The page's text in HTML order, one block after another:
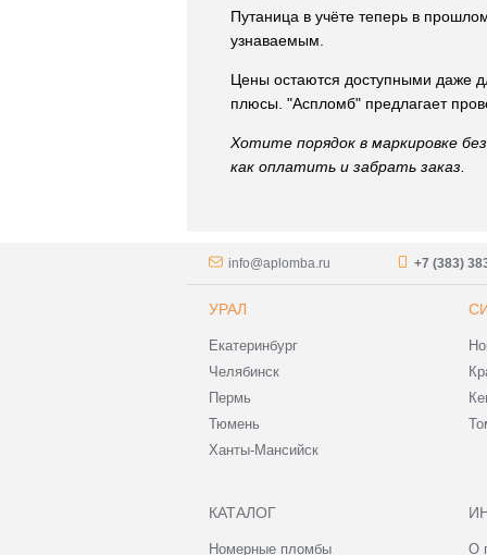
Путаница в учёте теперь в
узнаваемым.
Цены остаются доступными даже
плюсы. "Аспломб" предлагает
Хотите порядок в маркировке
как оплатить и забрать заказ.
info@aplomba.ru +7 (383)
УРАЛ
Екатеринбург
Челябинск
Пермь
Тюмень
Ханты-Мансийск
КАТАЛОГ
Номерные пломбы О